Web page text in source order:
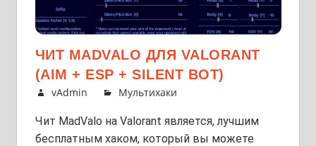
ЧИТ MADVALO ДЛЯ VALORANT
(AIM + ESP + SILENT BOT)
vAdmin Мультихаки
Чит MadValo на Valorant является, лучшим
бесплатным хаком, который вы можете